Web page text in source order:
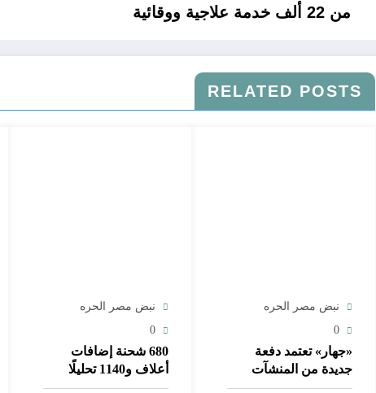
من 22 ألف خدمة علاجية ووقائية
RELATED POSTS
نبض مصر الحره
0
«جهار» تعتمد دفعة
جديدة من المنشآت
الصحية في 10
نبض مصر الحره
0
680 شحنة إضافات
أعلاف و1140 تحليلًا
معمليًا خلال يوليو..